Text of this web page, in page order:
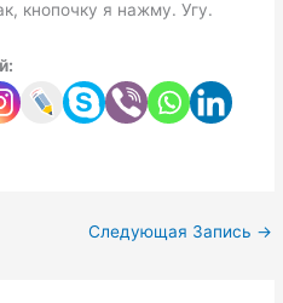
кнопочку я нажму. Угу.
Следующая Запись →